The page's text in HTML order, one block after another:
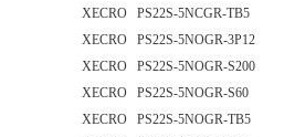
XECRO PS22S-5NCGR-TB5
XECRO PS22S-5NOGR-3P12
XECRO PS22S-5NOGR-S200
XECRO PS22S-5NOGR-S60
XECRO PS22S-5NOGR-TB5